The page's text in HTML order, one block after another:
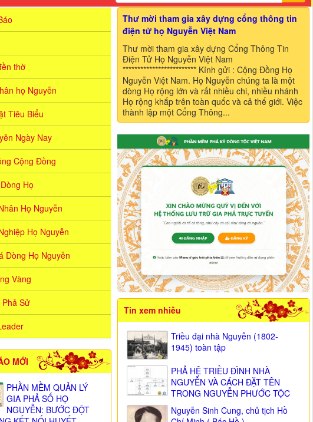
Thư mời tham gia xây dựng cổng thông tin
điện tử họ Nguyễn Việt Nam
Thư mời tham gia xây dựng Cổng Thông Tin
Điện Tử Họ Nguyễn Việt Nam
************************* Kính gửi : Cộng Đồng Họ
Nguyễn Việt Nam. Họ Nguyễn chúng ta là một
dòng Họ rộng lớn và rất nhiều chi, nhiều nhánh
Họ rộng khắp trên toàn quốc và cả thế giới. Việc
thành lập một Cổng Thông...
Tin xem nhiều
Triều đại nhà Nguyễn (1802-
1945) toàn tập
PHẢ HỆ TRIỀU ĐÌNH NHÀ
NGUYỄN VÀ CÁCH ĐẶT TÊN
TRONG NGUYỄN PHƯỚC TỘC
Nguyễn Sinh Cung, chủ tịch Hồ
thờ
họ Nguyễn
Tiêu Biểu
Ngày Nay
Cộng Đồng
Họ
Họ Nguyễn
Họ Nguyễn
Dòng Họ Nguyễn
Vàng
Sử
MỚI
PHẦN MỀM QUẢN LÝ
GIA PHẢ SỐ HỌ
NGUYỄN: BƯỚC ĐỘT